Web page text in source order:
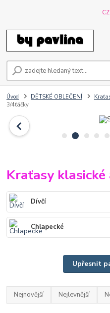
Úvod DĚTSKÉ OBLEČENÍ
3/4ťáčky
Kraťasy
Dívčí
Chlapecké
Upřesnit
Nejnovější Nejlevnější